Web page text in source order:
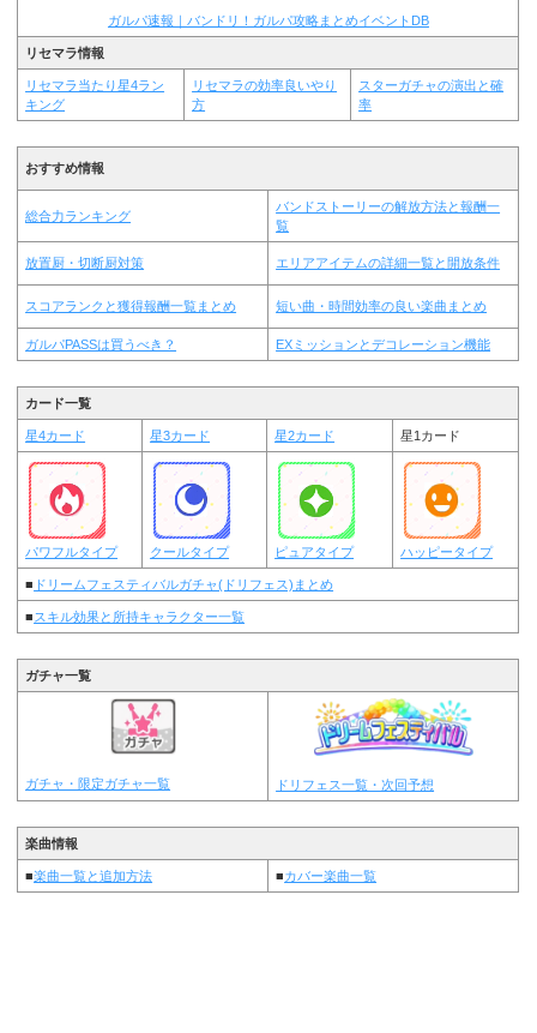
ガルパ速報｜バンドリ！ガルパ攻略まとめイベントDB
リセマラ情報
リセマラ当たり星4ラン
キング
リセマラの効率良いやり
方
スターガチャの演出と確
率
おすすめ情報
総合力ランキング
バンドストーリーの解放方法と報酬一
覧
放置厨・切断厨対策 エリアアイテムの詳細一覧と開放条件
スコアランクと獲得報酬一覧まとめ 短い曲・時間効率の良い楽曲まとめ
ガルパPASSは買うべき？ EXミッションとデコレーション機能
カード一覧
星4カード 星3カード 星2カード 星1カード
パワフルタイプ クールタイプ ピュアタイプ ハッピータイプ
■ ドリームフェスティバルガチャ(ドリフェス)まとめ
■スキル効果と所持キャラクター一覧
ガチャ一覧
ガチャ・限定ガチャ一覧 ドリフェス一覧・次回予想
楽曲情報
■楽曲一覧と追加方法 ■カバー楽曲一覧